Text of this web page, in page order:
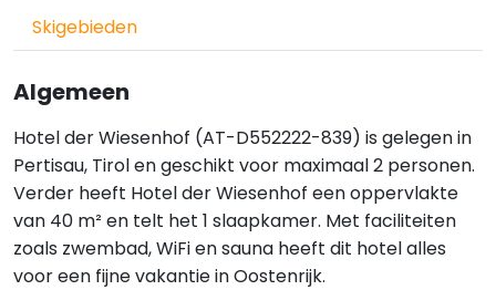
Skigebieden
Algemeen
Hotel der Wiesenhof (AT-D552222-839) is gelegen in
Pertisau, Tirol en geschikt voor maximaal 2 personen.
Verder heeft Hotel der Wiesenhof een oppervlakte
van 40 m² en telt het 1 slaapkamer. Met faciliteiten
zoals zwembad, WiFi en sauna heeft dit hotel alles
voor een fijne vakantie in Oostenrijk.